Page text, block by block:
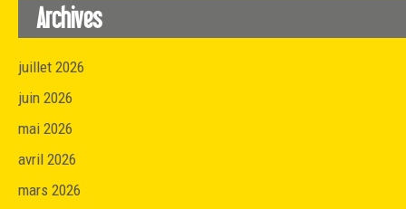
Archives
juillet 2026
juin 2026
mai 2026
avril 2026
mars 2026